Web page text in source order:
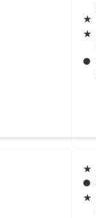
★
★
●
★
●
★